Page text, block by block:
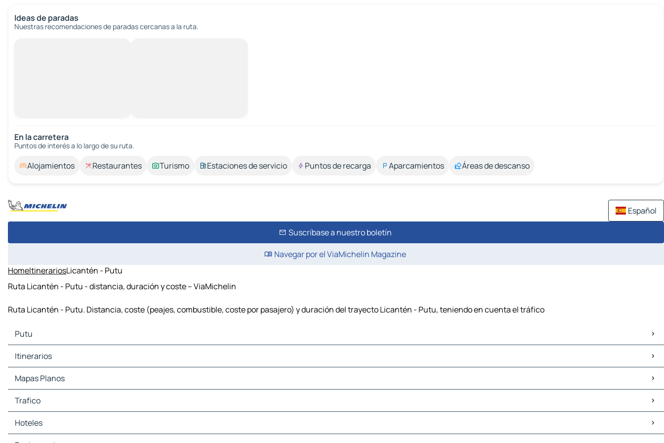
Ideas de paradas
Nuestras recomendaciones de paradas cercanas a la ruta.
En la carretera
Puntos de interés a lo largo de su ruta.
Alojamientos Restaurantes Turismo Estaciones de servicio Puntos de recarga Aparcamientos Áreas de descanso
Español
Suscríbase a nuestro boletín
Navegar por el ViaMichelin Magazine
HomeItinerariosLicantén - Putu
Ruta Licantén - Putu - distancia, duración y coste – ViaMichelin
Ruta Licantén - Putu. Distancia, coste (peajes, combustible, coste por pasajero) y duración del trayecto Licantén - Putu, teniendo en cuenta el tráfico
Putu
Putu Mapas Planos
Putu Trafico
Putu Hoteles
Putu Restaurantes
Putu Estaciones-servicio
Itinerarios
Itinerarios Putu - Constitución
Mapas Planos
Mapas Planos Constitución
Trafico
Trafico Constitución
Hoteles
Hoteles Constitución